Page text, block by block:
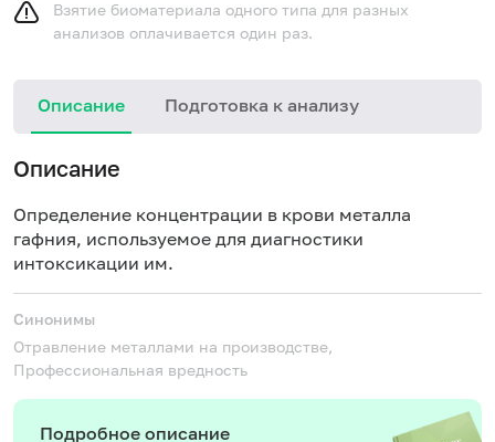
Взятие биоматериала одного типа для разных
анализов оплачивается один раз.
Описание Подготовка к анализу
Описание
Определение концентрации в крови металла
гафния, используемое для диагностики
интоксикации им.
Синонимы
Отравление металлами на производстве,
Профессиональная вредность
Подробное описание